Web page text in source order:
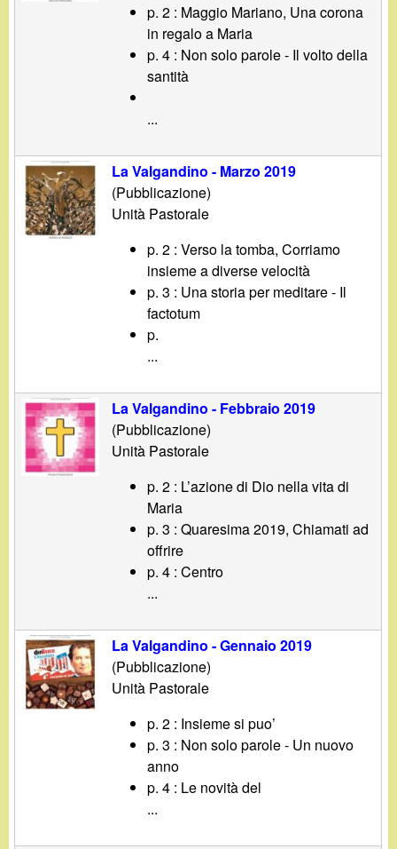
p. 2 : Maggio Mariano, Una corona
in regalo a Maria
p. 4 : Non solo parole - Il volto della
santità
...
La Valgandino - Marzo 2019
(Pubblicazione)
Unità Pastorale
p. 2 : Verso la tomba, Corriamo
insieme a diverse velocità
p. 3 : Una storia per meditare - Il
factotum
p.
...
La Valgandino - Febbraio 2019
(Pubblicazione)
Unità Pastorale
p. 2 : L’azione di Dio nella vita di
Maria
p. 3 : Quaresima 2019, Chiamati ad
offrire
p. 4 : Centro
...
La Valgandino - Gennaio 2019
(Pubblicazione)
Unità Pastorale
p. 2 : Insieme si puo’
p. 3 : Non solo parole - Un nuovo
anno
p. 4 : Le novità del
...